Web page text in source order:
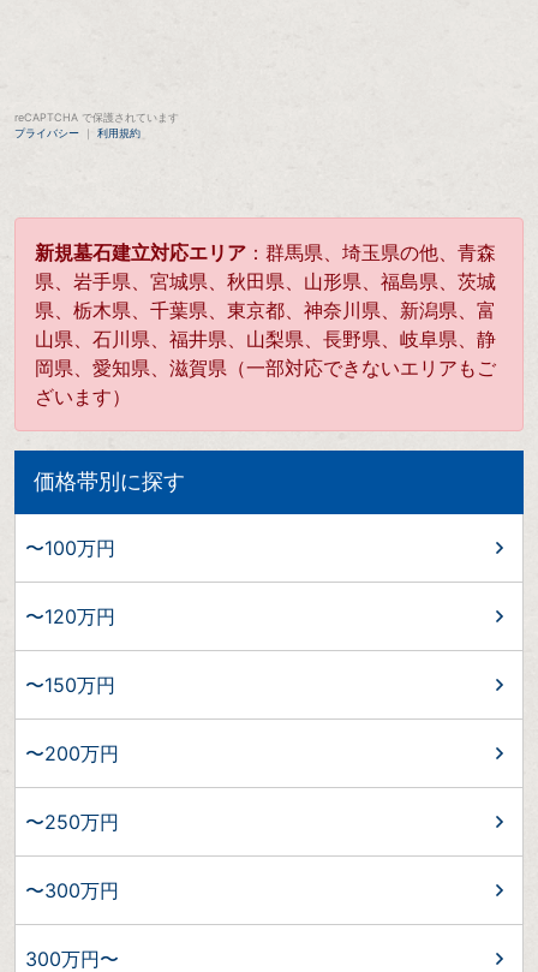
reCAPTCHA で保護されています
プライバシー ｜ 利用規約
新規墓石建立対応エリア ：群馬県、埼玉県の他、青森
県、岩手県、宮城県、秋田県、山形県、福島県、茨城
県、栃木県、千葉県、東京都、神奈川県、新潟県、富
山県、石川県、福井県、山梨県、長野県、岐阜県、静
岡県、愛知県、滋賀県（一部対応できないエリアもご
ざいます）
価格帯別に探す
〜100万円
〜120万円
〜150万円
〜200万円
〜250万円
〜300万円
300万円〜